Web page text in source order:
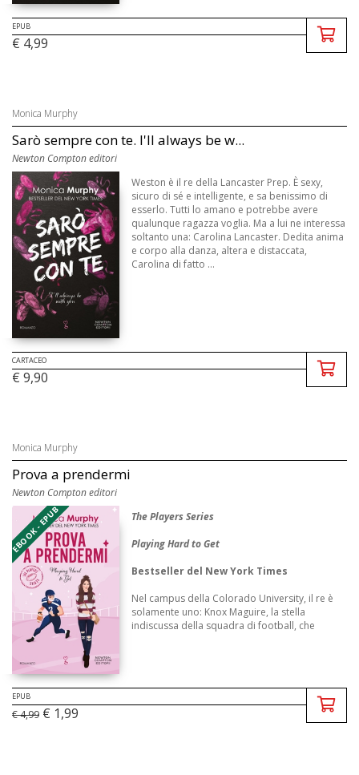
EPUB
€ 4,99
Monica Murphy
Sarò sempre con te. I'll always be w...
Newton Compton editori
Weston è il re della Lancaster Prep. È sexy,
sicuro di sé e intelligente, e sa benissimo di
esserlo. Tutti lo amano e potrebbe avere
qualunque ragazza voglia. Ma a lui ne interessa
soltanto una: Carolina Lancaster. Dedita anima
e corpo alla danza, altera e distaccata,
Carolina di fatto ...
CARTACEO
€ 9,90
Monica Murphy
Prova a prendermi
Newton Compton editori
EBOOK - EPUB
The Players Series
Playing Hard to Get
Bestseller del New York Times
Nel campus della Colorado University, il re è
solamente uno: Knox Maguire, la stella
indiscussa della squadra di football, che
EPUB
€ 4,99 € 1,99